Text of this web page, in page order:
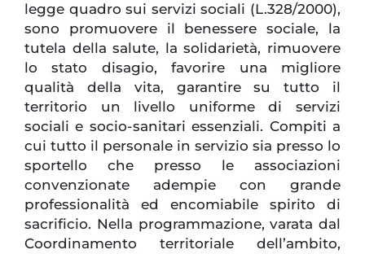
legge quadro sui servizi sociali (L.328/2000),
sono promuovere il benessere sociale, la
tutela della salute, la solidarietà, rimuovere
lo stato disagio, favorire una migliore
qualità della vita, garantire su tutto il
territorio un livello uniforme di servizi
sociali e socio-sanitari essenziali. Compiti a
cui tutto il personale in servizio sia presso lo
sportello che presso le associazioni
convenzionate adempie con grande
professionalità ed encomiabile spirito di
sacrificio. Nella programmazione, varata dal
Coordinamento territoriale dell’ambito,